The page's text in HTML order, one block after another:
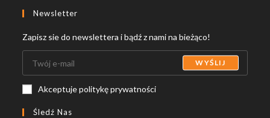
Newsletter
Zapisz sie do newslettera i bądź z nami na bieżąco!
WYŚLIJ
Akceptuje politykę prywatności
Śledź Nas